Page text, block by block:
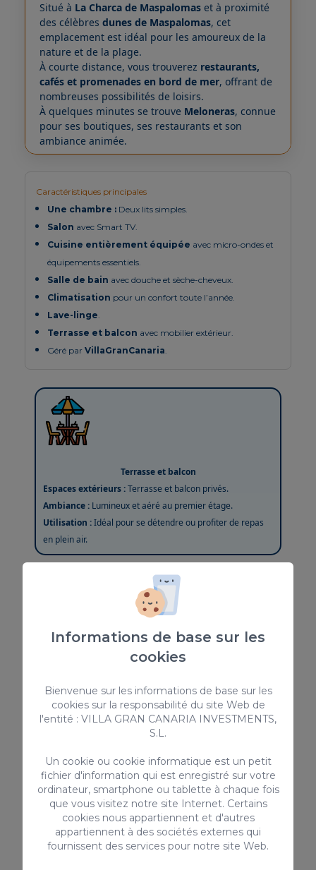
Situé à La Charca de Maspalomas et à proximité
des célèbresdunes de Maspalomas, cet
emplacement est idéal pour les amoureux de la
nature et de la plage.
À courte distance, vous trouverez restaurants,
cafés et promenades en bord de mer, offrant de
nombreuses possibilités de loisirs.
À quelques minutes se trouve Meloneras, connue
pour ses boutiques, ses restaurants et son
ambiance animée.
Caractéristiques principales
Une chambre : Deux lits simples.
Salon avec Smart TV.
Cuisine entièrement équipée avec micro-ondes et
équipements essentiels.
Salle de bain avec douche et sèche-cheveux.
Climatisation pour un confort toute l’année.
Lave-linge.
Terrasse et balcon avec mobilier extérieur.
Géré parVillaGranCanaria.
Terrasse et balcon
Espaces extérieurs :Terrasse et balcon privés.
Ambiance : Lumineux et aéré au premier étage.
Utilisation :Idéal pour se détendre ou profiter de repas
en plein air.
Services inclus à TámaraOasisDream 8
Accueil personnalisé et remise des clés jusqu’à 20h00.
Service de ménage hebdomadaire (pour les séjours de
Conditions
susceptible de déranger les voisins sont strictement
interdits.
Le dépassement du nombre de personnes autorisées est
strictement interdit (sauf autorisation préalable).
Réservé aux adultes
Il est interdit de fumer à l’intérieur. Fumer est uniquement
Informations de base sur les
cookies
Bienvenue sur les informations de base sur les
cookies sur la responsabilité du site Web de
l'entité : VILLA GRAN CANARIA INVESTMENTS,
S.L.
Un cookie ou cookie informatique est un petit
fichier d'information qui est enregistré sur votre
ordinateur, smartphone ou tablette à chaque fois
que vous visitez notre site Internet. Certains
cookies nous appartiennent et d'autres
appartiennent à des sociétés externes qui
fournissent des services pour notre site Web.